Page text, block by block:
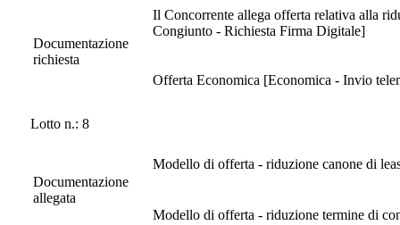
Documentazione
richiesta
Il Concorrente allega offerta relativa alla
Congiunto - Richiesta Firma Digitale]
Offerta Economica [Economica - Invio
Lotto n.: 8
Documentazione
allegata
Modello di offerta - riduzione canone di
Modello di offerta - riduzione termine di